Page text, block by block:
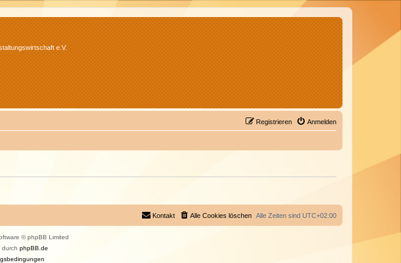
e.V.
Anmelden
Registrieren
Alle Zeiten sind UTC+02:00
Alle Cookies löschen
Kontakt
© phpBB Limited
durch phpBB.de